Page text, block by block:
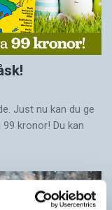
Just nu kan du ge
kronor! Du kan